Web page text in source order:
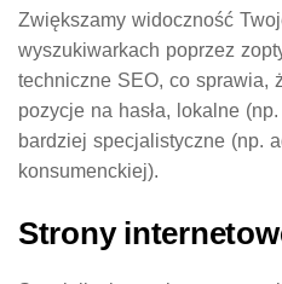
Zwiększamy widoczność
wyszukiwarkach poprzez
techniczne SEO, co sprawia,
pozycje na hasła, lokalne
bardziej specjalistyczne (np.
konsumenckiej).
Strony